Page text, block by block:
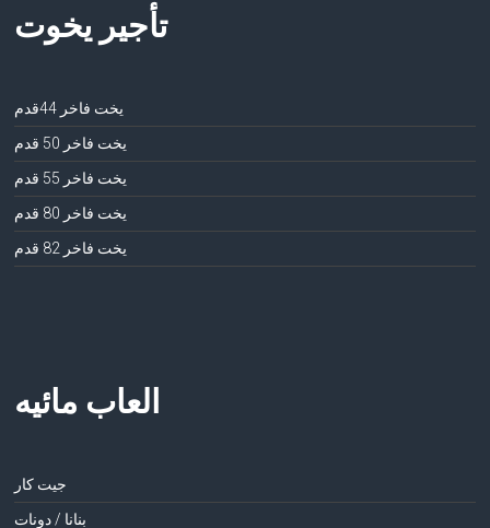
تأجير يخوت
يخت فاخر 44قدم
يخت فاخر 50 قدم
يخت فاخر 55 قدم
يخت فاخر 80 قدم
يخت فاخر 82 قدم
العاب مائيه
جيت كار
بنانا / دونات